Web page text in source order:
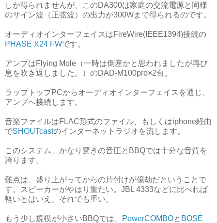
しか得られませんが、このDA300は家庭の交流電源と同様
のサイン波（正弦波）の出力が300Wまで得られるのです。
オーディオインターフェイスはFireWire(IEEE1394)接続の
PHASE X24 FWです。
アンプはFlying Mole（一時は倒産かと思われましたが再び
息を吹き返しました。）のDAD-M100pro×2台。
ラップトップPCからオーディオインターフェイスを通じ、
アンプへ接続します。
音楽ファイルはFLAC形式のファイル、もしくはiphone経由
でSHOUTcastのインターネットラジオを流します。
このシステム、かなり驚きの音圧とBBQでは十分な音質を
誇ります。
難点は、盛り上がってからの片付けが億劫だということで
す。スピーカーがやはり重たい。JBL 4333などに比べれば
軽いとはいえ、それでも重い。
もう少し規模が小さいBBQでは、 PowerCOMBOと BOSE